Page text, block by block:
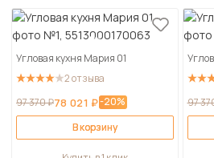
Угловая кухня Мария 01
2 отзыва
97 370 ₽78 021 ₽-20%
В корзину
97